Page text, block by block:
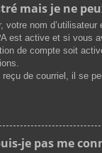
mais je ne
votre nom
est active et si vous
de compte soit
reçu de courriel, il se
je pas me